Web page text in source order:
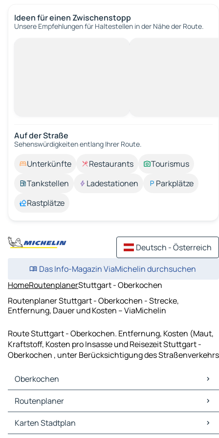
Ideen für einen Zwischenstopp
Unsere Empfehlungen für Haltestellen in der Nähe der Route.
Auf der Straße
Sehenswürdigkeiten entlang Ihrer Route.
Unterkünfte Restaurants
Tourismus
Tankstellen
Ladestationen
Parkplätze
Rastplätze
Deutsch - Österreich
Das Info-Magazin ViaMichelin durchsuchen
HomeRoutenplanerStuttgart - Oberkochen
Routenplaner Stuttgart - Oberkochen - Strecke,
Entfernung, Dauer und Kosten – ViaMichelin
Route Stuttgart - Oberkochen. Entfernung, Kosten (Maut,
Kraftstoff, Kosten pro Insasse und Reisezeit Stuttgart -
Oberkochen , unter Berücksichtigung des Straßenverkehrs
Oberkochen
Oberkochen Karten Stadtplan
Oberkochen Verkehr
Oberkochen Hotels
Oberkochen Restaurants
Routenplaner
Routenplaner Oberkochen - Aalen
Routenplaner Oberkochen - Heidenheim an der Brenz
Karten Stadtplan